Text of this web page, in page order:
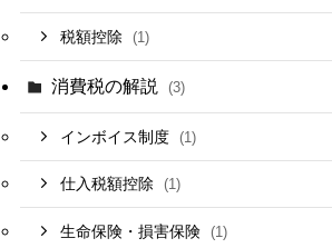
税額控除 (1)
消費税の解説 (3)
インボイス制度 (1)
仕入税額控除 (1)
生命保険・損害保険 (1)